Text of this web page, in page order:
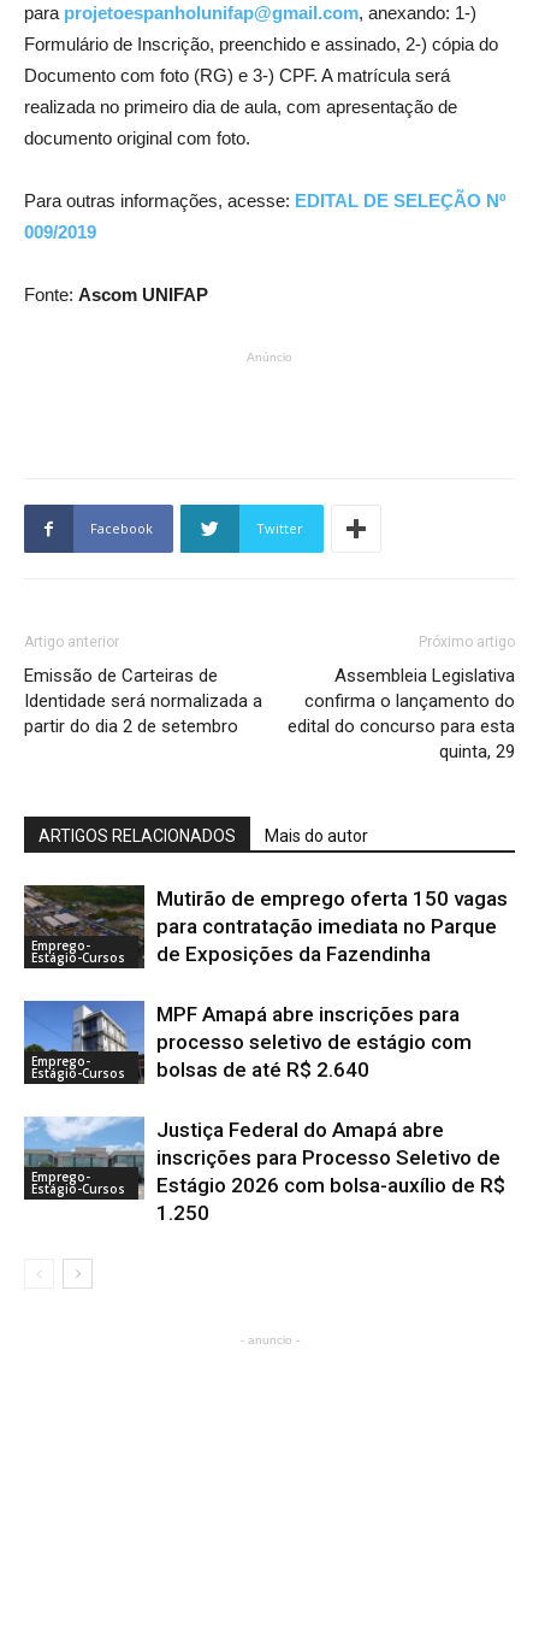
para projetoespanholunifap@gmail.com, anexando: 1-)
Formulário de Inscrição, preenchido e assinado, 2-) cópia do
Documento com foto (RG) e 3-) CPF. A matrícula será
realizada no primeiro dia de aula, com apresentação de
documento original com foto.
Para outras informações, acesse: EDITAL DE SELEÇÃO Nº
009/2019
Fonte: Ascom UNIFAP
Anúncio
Facebook Twitter
Artigo anterior
Emissão de Carteiras de
Identidade será normalizada a
partir do dia 2 de setembro
Próximo artigo
Assembleia Legislativa
confirma o lançamento do
edital do concurso para esta
quinta, 29
ARTIGOS RELACIONADOS Mais do autor
Emprego-
Estágio-Cursos
Mutirão de emprego oferta 150 vagas
para contratação imediata no Parque
de Exposições da Fazendinha
Emprego-
Estágio-Cursos
MPF Amapá abre inscrições para
processo seletivo de estágio com
bolsas de até R$ 2.640
Emprego-
Estágio-Cursos
Justiça Federal do Amapá abre
inscrições para Processo Seletivo de
Estágio 2026 com bolsa-auxílio de R$
1.250
- anuncio -